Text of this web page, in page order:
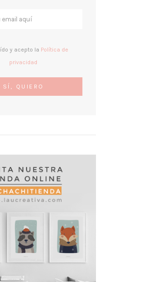
y acepto la Política de
privacidad